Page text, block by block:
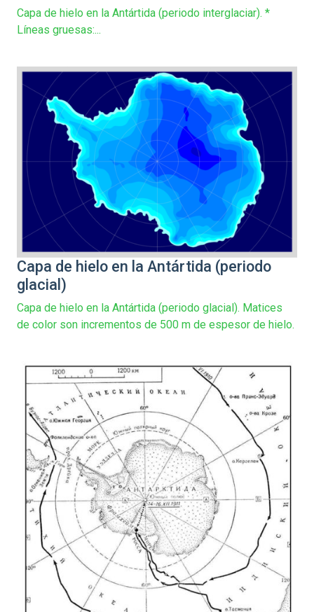
Capa de hielo en la Antártida (periodo interglaciar). *
Líneas gruesas:...
Capa de hielo en la Antártida (periodo
glacial)
Capa de hielo en la Antártida (periodo glacial). Matices
de color son incrementos de 500 m de espesor de hielo.